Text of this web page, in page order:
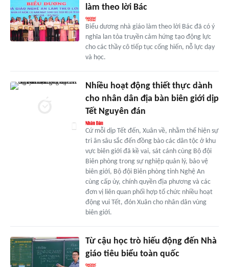
làm theo lời Bác
Biểu dương nhà giáo làm theo lời Bác đã có ý
nghĩa lan tỏa truyền cảm hứng tạo động lực
cho các thầy cô tiếp tục cống hiến, nỗ lực dạy
và học.
Nhiều hoạt động thiết thực dành
cho nhân dân địa bàn biên giới dịp
Tết Nguyên đán
Cứ mỗi dịp Tết đến, Xuân về, nhằm thể hiện sự
tri ân sâu sắc đến đồng bào các dân tộc ở khu
vực biên giới đã kề vai, sát cánh cùng Bộ đội
Biên phòng trong sự nghiệp quản lý, bảo vệ
biên giới, Bộ đội Biên phòng tỉnh Nghệ An
cùng cấp ủy, chính quyền địa phương và các
đơn vị liên quan phối hợp tổ chức nhiều hoạt
động vui Tết, đón Xuân cho nhân dân vùng
biên giới.
Từ cậu học trò hiếu động đến Nhà
giáo tiêu biểu toàn quốc